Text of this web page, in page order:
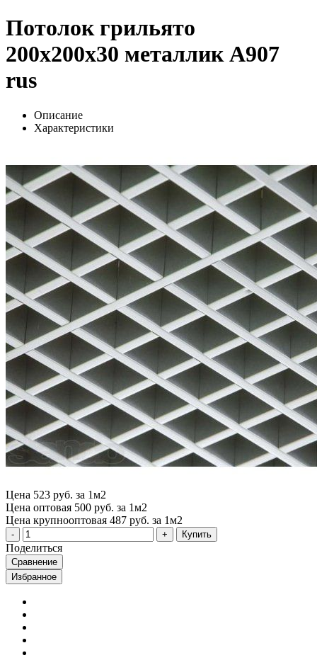
Потолок грильято
200х200х30 металлик А907
rus
Описание
Характеристики
Цена 523 руб. за 1м2
Цена оптовая 500 руб. за 1м2
Цена крупнооптовая 487 руб. за 1м2
Купить
Поделиться
Сравнение
Избранное